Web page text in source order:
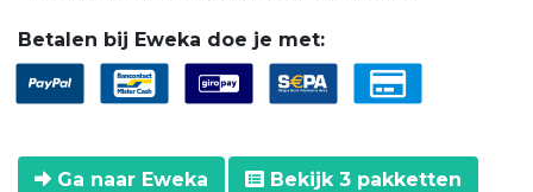
Betalen bij Eweka doe je met:
Ga naar Eweka Bekijk 3 pakketten